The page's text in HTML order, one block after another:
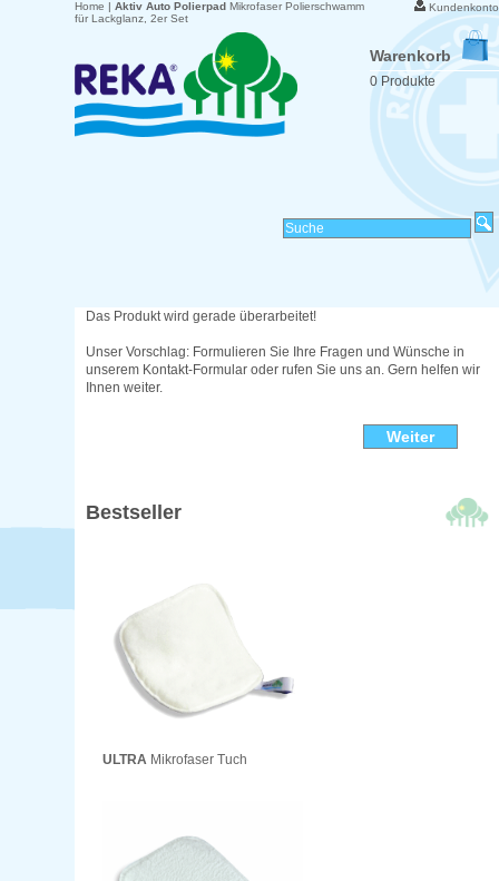
Kundenkonto
Warenkorb
0 Produkte
Home |Aktiv Auto Polierpad Mikrofaser Polierschwamm
für Lackglanz, 2er Set
Das Produkt wird gerade überarbeitet!
Unser Vorschlag: Formulieren Sie Ihre Fragen und Wünsche in
unserem Kontakt-Formular oder rufen Sie uns an. Gern helfen wir
Ihnen weiter.
Weiter
Bestseller
ULTRA Mikrofaser Tuch